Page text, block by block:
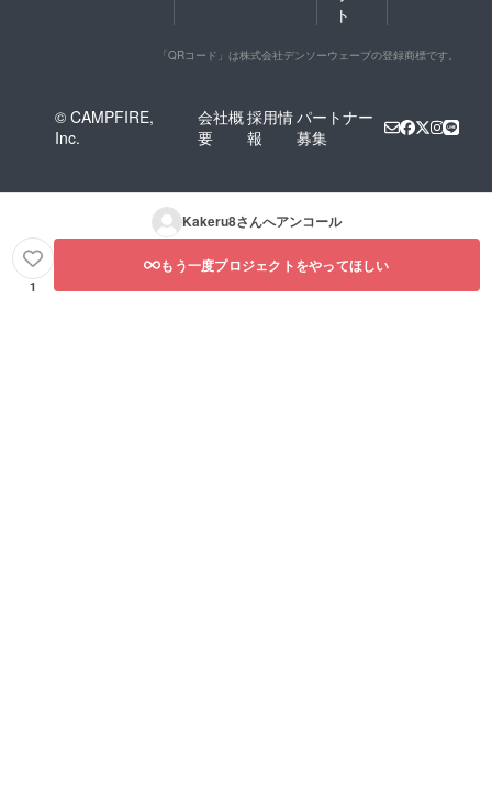
ト
「QRコード」は株式会社デンソーウェーブの登録商標です。
© CAMPFIRE,
Inc.
会社概
要
採用情
報
パートナー
募集
Kakeru8さんへアンコール
1
もう一度プロジェクトをやってほしい